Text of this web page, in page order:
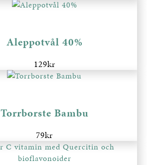
Aleppotvål 40%
129kr
Torrborste Bambu
79kr